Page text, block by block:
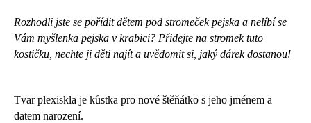
Rozhodli jste se pořídit dětem pod stromeček pejska a nelíbí se
Vám myšlenka pejska v krabici? Přidejte na stromek tuto
kostičku, nechte ji děti najít a uvědomit si, jaký dárek dostanou!
Tvar plexiskla je kůstka pro nové štěňátko s jeho jménem a
datem narození.
o
p
o
č
u